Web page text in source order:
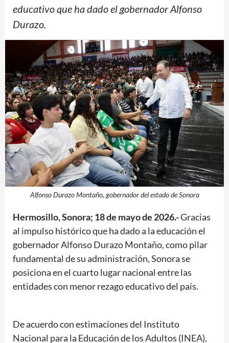
educativo que ha dado el gobernador Alfonso
Durazo.
Alfonso Durazo Montaño, gobernador del estado de Sonora
Hermosillo, Sonora; 18 de mayo de 2026.-Gracias
al impulso histórico que ha dado a la educación el
gobernador Alfonso Durazo Montaño, como pilar
fundamental de su administración, Sonora se
posiciona en el cuarto lugar nacional entre las
entidades con menor rezago educativo del país.
De acuerdo con estimaciones del Instituto
Nacional para la Educación de los Adultos (INEA),